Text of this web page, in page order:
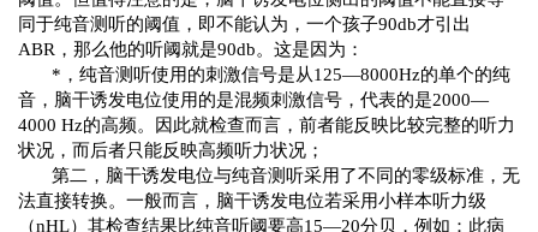
同于纯音测听的阈值，即不能认为，一个孩子90db才引出
ABR，那么他的听阈就是90db。这是因为：
*，纯音测听使用的刺激信号是从125—8000Hz的单个的纯
音，脑干诱发电位使用的是混频刺激信号，代表的是2000—
4000 Hz的高频。因此就检查而言，前者能反映比较完整的听力
状况，而后者只能反映高频听力状况；
第二，脑干诱发电位与纯音测听采用了不同的零级标准，无
法直接转换。一般而言，脑干诱发电位若采用小样本听力级
（nHL）其检查结果比纯音听阈要高15—20分贝，例如：此病